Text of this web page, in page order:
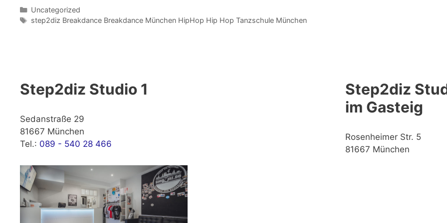
Kategorien
Uncategorized
Schlagwörter
step2diz Breakdance Breakdance München HipHop Hip Hop Tanzschule München
Step2diz Studio 1
Sedanstraße 29
81667 München
Tel.: 089 - 540 28 466
Step2diz
im Gasteig
Rosenheimer Str. 5
81667 München